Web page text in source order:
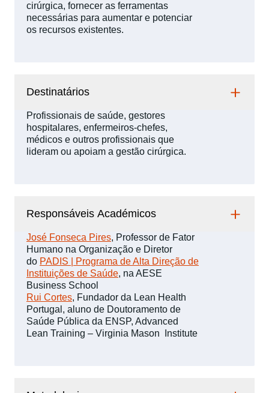
cirúrgica, fornecer as ferramentas
necessárias para aumentar e potenciar
os recursos existentes.
Destinatários
Profissionais de saúde, gestores
hospitalares, enfermeiros-chefes,
médicos e outros profissionais que
lideram ou apoiam a gestão cirúrgica.
Responsáveis Académicos
José Fonseca Pires, Professor de Fator
Humano na Organização e Diretor
do PADIS | Programa de Alta Direção de
Instituições de Saúde, na AESE
Business School
Rui Cortes, Fundador da Lean Health
Portugal, aluno de Doutoramento de
Saúde Pública da ENSP, Advanced
Lean Training – Virginia Mason Institute